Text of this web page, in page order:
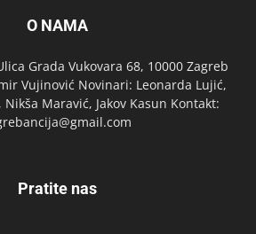
O NAMA
Grada Vukovara 68, 10000 Zagreb
Vujinović Novinari: Leonarda Lujić,
Maravić, Jakov Kasun Kontakt:
Pratite nas